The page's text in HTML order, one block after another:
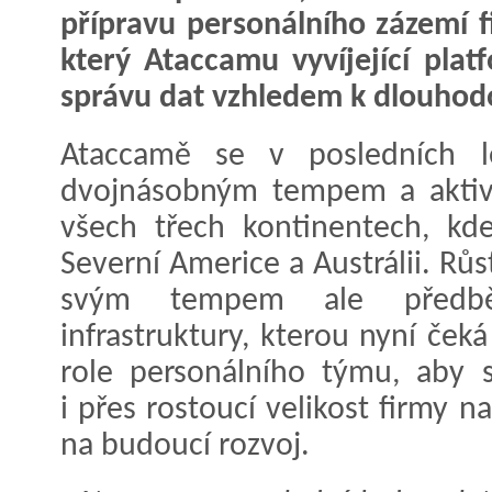
přípravu personálního zázemí
který Ataccamu vyvíjející
správu dat vzhledem k
Ataccamě se v posledních
dvojnásobným tempem a
všech třech kontinentech,
Severní Americe a Austrálii.
svým tempem ale
infrastruktury, kterou nyní
role personálního týmu, aby
i přes rostoucí velikost firmy
na budoucí rozvoj.